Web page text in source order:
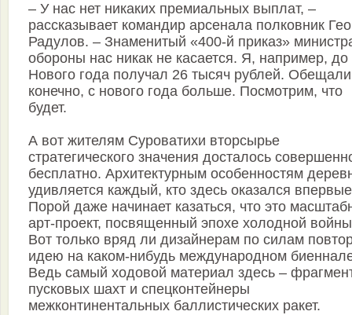
– У нас нет никаких премиальных выплат, –
рассказывает командир арсенала полковник
Радулов. – Знаменитый «400-й приказ»
обороны нас никак не касается. Я, например, до
Нового года получал 26 тысяч рублей.
конечно, с нового года больше. Посмотрим, что
будет.
А вот жителям Суроватихи вторсырье
стратегического значения досталось
бесплатно. Архитектурным особенностям
удивляется каждый, кто здесь оказался
Порой даже начинает казаться, что это
арт-проект, посвященный эпохе холодной
Вот только вряд ли дизайнерам по силам
идею на каком-нибудь международном
Ведь самый ходовой материал здесь –
пусковых шахт и спецконтейнеры
межконтинентальных баллистических ракет.